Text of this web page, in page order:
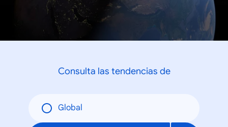
Consulta las tendencias de
Global